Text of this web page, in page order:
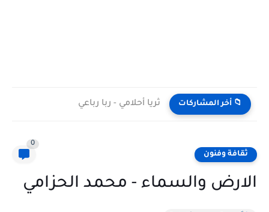
📁 أخر المشاركات ثريا أحلامي - ربا رباعي
ثقافة وفنون
0
الارض والسماء - محمد الحزامي